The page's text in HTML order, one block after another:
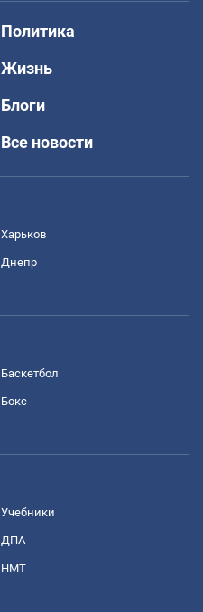
Политика
Жизнь
Блоги
Все новости
Харьков
Днепр
Баскетбол
Бокс
Учебники
ДПА
НМТ